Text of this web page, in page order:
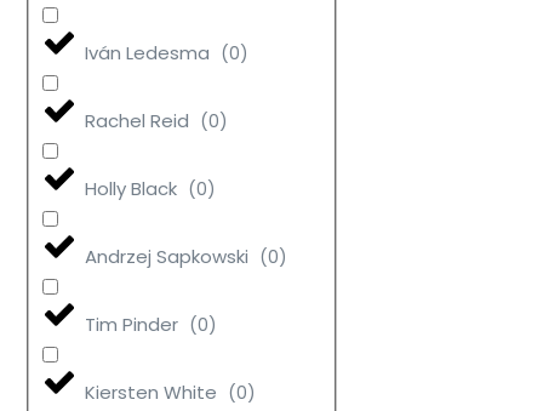
Iván Ledesma (0)
Rachel Reid (0)
Holly Black (0)
Andrzej Sapkowski (0)
Tim Pinder (0)
Kiersten White (0)